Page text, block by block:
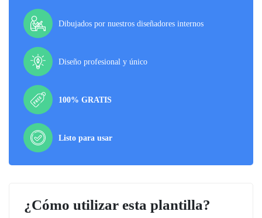
Dibujados por nuestros diseñadores internos
Diseño profesional y único
100% GRATIS
Listo para usar
¿Cómo utilizar esta plantilla?